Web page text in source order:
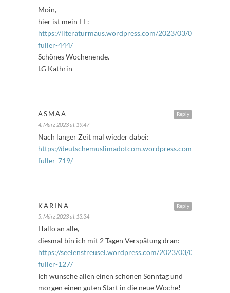
Moin,
hier ist mein FF:
https://literaturmaus.wordpress.com/2023/03/03/freitags-
fuller-444/
Schönes Wochenende.
LG Kathrin
Reply
ASMAA
4. März 2023 at 19:47
Nach langer Zeit mal wieder dabei:
https://deutschemuslimadotcom.wordpress.com/2023/03/
fuller-719/
Reply
KARINA
5. März 2023 at 13:34
Hallo an alle,
diesmal bin ich mit 2 Tagen Verspätung dran:
https://seelenstreusel.wordpress.com/2023/03/05/freitags-
fuller-127/
Ich wünsche allen einen schönen Sonntag und
morgen einen guten Start in die neue Woche!